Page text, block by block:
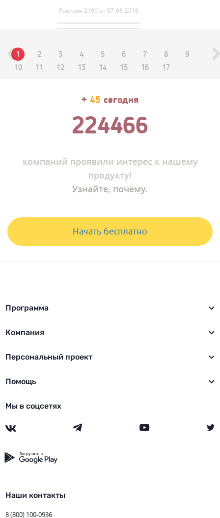
Ревизия 2190 от 07-08-2018
1 2 3 4 5 6 7 8
9
10
11 12 13 14 15 16 17
+ 52 сегодня
224479
компаний проявили интерес к нашему
продукту!
Узнайте, почему.
Начать бесплатно
Программа
Компания
Персональный проект
Помощь
Мы в соцсетях
Наши контакты
8 (800) 100-0936